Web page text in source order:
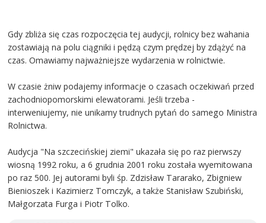
Gdy zbliża się czas rozpoczęcia tej audycji, rolnicy bez wahania
zostawiają na polu ciągniki i pędzą czym prędzej by zdążyć na
czas. Omawiamy najważniejsze wydarzenia w rolnictwie.
W czasie żniw podajemy informacje o czasach oczekiwań przed
zachodniopomorskimi elewatorami. Jeśli trzeba -
interweniujemy, nie unikamy trudnych pytań do samego Ministra
Rolnictwa.
Audycja "Na szczecińskiej ziemi" ukazała się po raz pierwszy
wiosną 1992 roku, a 6 grudnia 2001 roku została wyemitowana
po raz 500. Jej autorami byli śp. Zdzisław Tararako, Zbigniew
Bienioszek i Kazimierz Tomczyk, a także Stanisław Szubiński,
Małgorzata Furga i Piotr Tolko.